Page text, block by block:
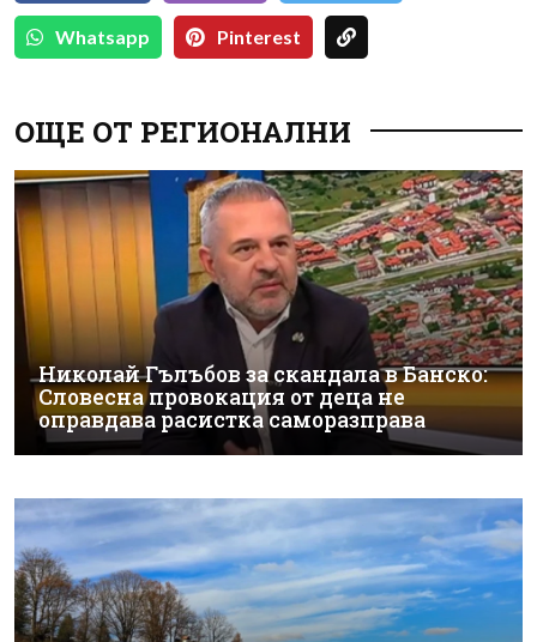
Whatsapp Pinterest
ОЩЕ ОТ РЕГИОНАЛНИ
Николай Гълъбов за скандала в Банско:
Словесна провокация от деца не
оправдава расистка саморазправа